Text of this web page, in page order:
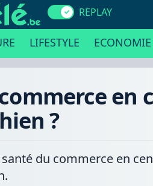
REPLAY
LIFESTYLE ECONOMIE
en
?
du commerce en